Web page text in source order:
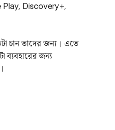
Play, Discovery+,
চান তাদের জন্য। এতে
ব্যবহারের জন্য